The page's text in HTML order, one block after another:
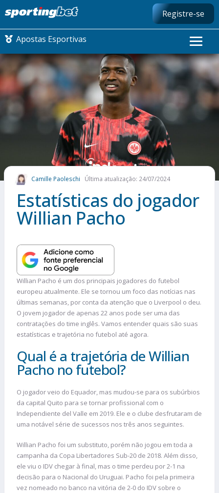
Registre-se
Apostas Esportivas
CONMEBOL LIBERTADORES
FUTEBOL NACIONAL
FUTEBOL INTERNACIONAL
COMO APOSTAR
MAIS ESPORTES
Camille Paoleschi Última atualização: 24/07/2024
Estatísticas do jogador
Willian Pacho
Willian Pacho é um dos principais jogadores do futebol
europeu atualmente. Ele se tornou um foco das notícias nas
últimas semanas, por conta da atenção que o Liverpool o deu.
O jovem jogador de apenas 22 anos pode ser uma das
contratações do time inglês. Vamos entender quais são suas
estatísticas e trajetória no futebol até agora.
Qual é a trajetória de Willian
Pacho no futebol?
O jogador veio do Equador, mas mudou-se para os subúrbios
da capital Quito para se tornar profissional com o
Independiente del Valle em 2019. Ele e o clube desfrutaram de
uma notável série de sucessos nos três anos seguintes.
Willian Pacho foi um substituto, porém não jogou em toda a
campanha da Copa Libertadores Sub-20 de 2018. Além disso,
ele viu o IDV chegar à final, mas o time perdeu por 2-1 na
decisão para o Nacional do Uruguai. Pacho foi pela primeira
vez nomeado no banco na vitória de 2-0 do IDV sobre o